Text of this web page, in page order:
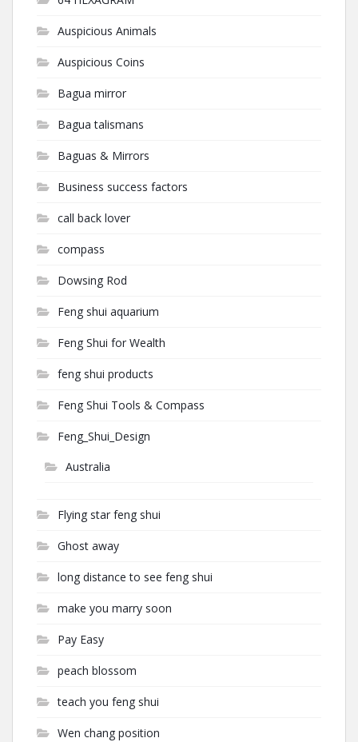
Auspicious Animals
Auspicious Coins
Bagua mirror
Bagua talismans
Baguas & Mirrors
Business success factors
call back lover
compass
Dowsing Rod
Feng shui aquarium
Feng Shui for Wealth
feng shui products
Feng Shui Tools & Compass
Feng_Shui_Design
Australia
Flying star feng shui
Ghost away
long distance to see feng shui
make you marry soon
Pay Easy
peach blossom
teach you feng shui
Wen chang position